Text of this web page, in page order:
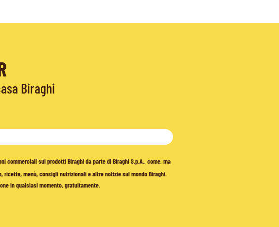
Biraghi
commerciali sui prodotti Biraghi da parte di Biraghi S.p.A., come, ma
menù, consigli nutrizionali e altre notizie sul mondo Biraghi.
in qualsiasi momento, gratuitamente.